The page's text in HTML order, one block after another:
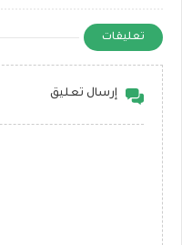
تعليقات
إرسال تعليق